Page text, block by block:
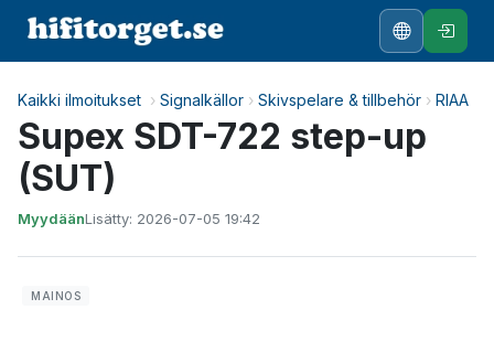
Kaikki ilmoitukset › Signalkällor › Skivspelare & tillbehör › RIAA
Supex SDT-722 step-up
(SUT)
MyydäänLisätty: 2026-07-05 19:42